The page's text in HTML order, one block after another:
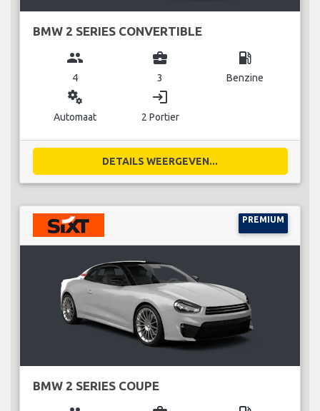
BMW 2 SERIES CONVERTIBLE
group
4
business_center
3
local_gas_station
Benzine
miscellaneous_services
Automaat
login
2 Portier
DETAILS WEERGEVEN...
PREMIUM
BMW 2 SERIES COUPE